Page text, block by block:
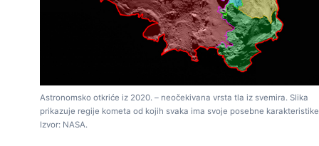
Astronomsko otkriće iz 2020. – neočekivana vrsta tla iz svemira. Slika
prikazuje regije kometa od kojih svaka ima svoje posebne
Izvor: NASA.